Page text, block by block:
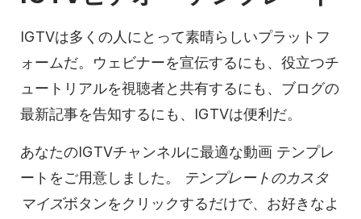
IGTVは多くの人にとって素晴らしいプラットフ
ォームだ。ウェビナーを宣伝するにも、役立つチ
ュートリアルを視聴者と共有するにも、ブログの
最新記事を告知するにも、IGTVは便利だ。
あなたのIGTVチャンネルに最適な動画 テンプレ
ートをご用意しました。 テンプレートのカスタ
マイズボタンをクリックするだけで、お好きなよ